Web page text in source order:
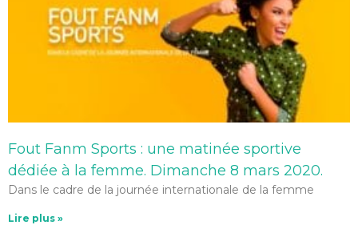
Fout Fanm Sports : une matinée sportive
dédiée à la femme. Dimanche 8 mars 2020.
Dans le cadre de la journée internationale de la femme
Lire plus »